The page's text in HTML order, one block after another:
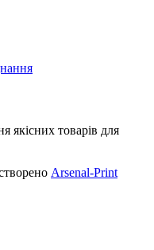
якісних товарів для
Arsenal-Print